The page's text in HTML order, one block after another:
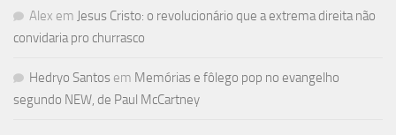
Alex em Jesus Cristo: o revolucionário que a extrema direita não
convidaria pro churrasco
Hedryo Santos em Memórias e fôlego pop no evangelho
segundo NEW, de Paul McCartney